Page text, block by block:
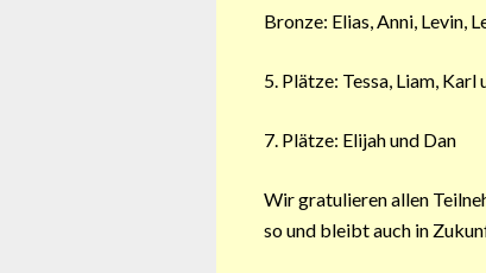
Bronze: Elias, Anni, Levin,
5. Plätze: Tessa, Liam,
7. Plätze: Elijah und Dan
Wir gratulieren allen
so und bleibt auch in